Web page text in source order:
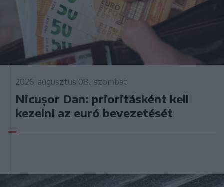
2026. augusztus 08., szombat
Nicușor Dan: prioritásként kell
kezelni az euró bevezetését